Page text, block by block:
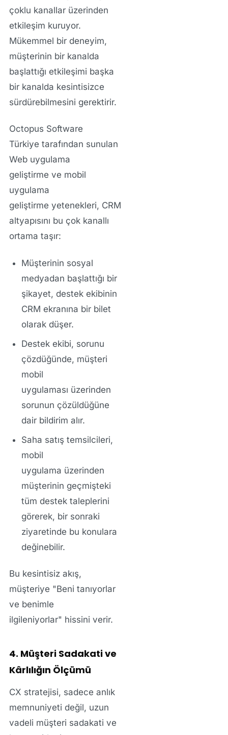
çoklu kanallarüzerinden
etkileşim kuruyor.
Mükemmel bir deneyim,
müşterinin bir kanalda
başlattığı etkileşimi başka
bir kanalda kesintisizce
sürdürebilmesini gerektirir.
Octopus Software
Türkiye tarafından sunulan
Web uygulama
geliştirme ve mobil
uygulama
geliştirme yetenekleri, CRM
altyapısını bu çok kanallı
ortama taşır:
Müşterinin sosyal
medyadan başlattığı bir
şikayet, destek ekibinin
CRM ekranına bir bilet
olarak düşer.
Destek ekibi, sorunu
çözdüğünde, müşteri
mobil
uygulaması üzerinden
sorunun çözüldüğüne
dair bildirim alır.
Saha satış temsilcileri,
mobil
uygulama üzerinden
müşterinin geçmişteki
tüm destek taleplerini
görerek, bir sonraki
ziyaretinde bu konulara
değinebilir.
Bu kesintisiz akış,
müşteriye "Beni tanıyorlar
ve benimle
ilgileniyorlar" hissini verir.
4. Müşteri Sadakati ve
Kârlılığın Ölçümü
CX stratejisi, sadece anlık
memnuniyeti değil, uzun
vadeli müşteri sadakati ve